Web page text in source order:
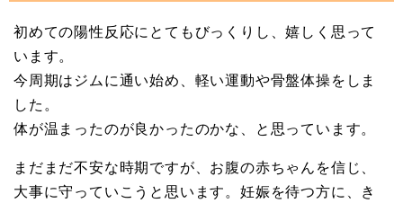
初めての陽性反応にとてもびっくりし、嬉しく思って
います。
今周期はジムに通い始め、軽い運動や骨盤体操をしま
した。
体が温まったのが良かったのかな、と思っています。
まだまだ不安な時期ですが、お腹の赤ちゃんを信じ、
大事に守っていこうと思います。妊娠を待つ方に、き